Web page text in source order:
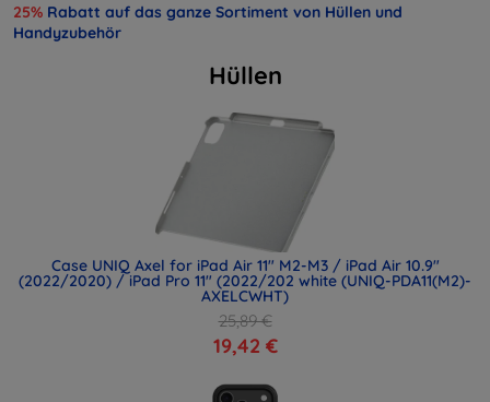
25% Rabatt auf das ganze Sortiment von Hüllen und
Handyzubehör
Hüllen
Case UNIQ Axel for iPad Air 11" M2-M3 / iPad Air 10.9"
(2022/2020) / iPad Pro 11" (2022/202 white (UNIQ-PDA11(M2)-
AXELCWHT)
25,89 €
19,42 €